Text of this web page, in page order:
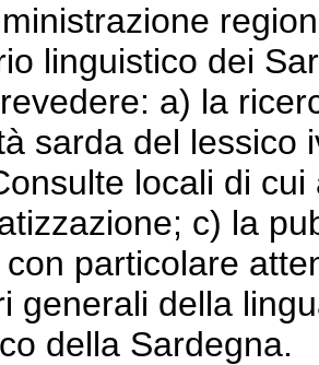
linguistico dei
a) la
sarda del lessico
locali di
c) la
particolare
generali della
della Sardegna.